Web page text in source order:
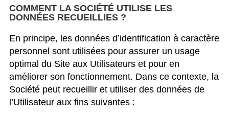
COMMENT LA SOCIÉTÉ UTILISE LES
DONNÉES RECUEILLIES ?
En principe, les données d’identification à caractère
personnel sont utilisées pour assurer un usage
optimal du Site aux Utilisateurs et pour en
améliorer son fonctionnement. Dans ce contexte, la
Société peut recueillir et utiliser des données de
l’Utilisateur aux fins suivantes :